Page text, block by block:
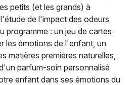
petits (et les grands) à
de l'impact des odeurs
programme : un jeu de cartes
les émotions de l'enfant, un
matières premières naturelles,
parfum-soin personnalisé
enfant dans ses émotions du